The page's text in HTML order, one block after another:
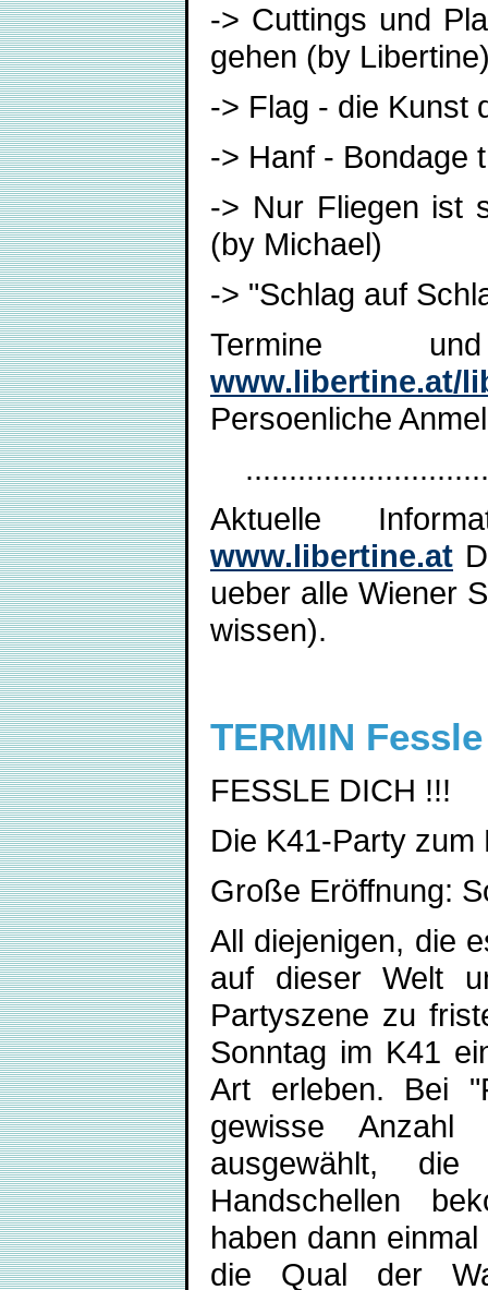
-> Cuttings und
gehen (by
-> Flag - die Kunst
-> Hanf - Bondage
-> Nur Fliegen ist
(by Michael)
-> "Schlag auf
Termine
www.libertine.at/
Persoenliche
Aktuelle
www.libertine.at
ueber alle Wiener
wissen).
TERMIN
FESSLE DICH !!!
Die K41-Party zum
Große Eröffnung:
All diejenigen, die
auf dieser Welt
Partyszene zu
Sonntag im K41
Art erleben. Bei
gewisse
ausgewählt,
Handschellen
haben dann
die Qual der